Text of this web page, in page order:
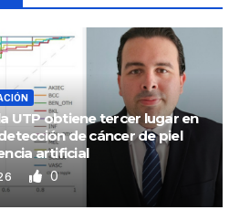
UTP obtiene tercer lugar en
de cáncer de piel
artificial
0